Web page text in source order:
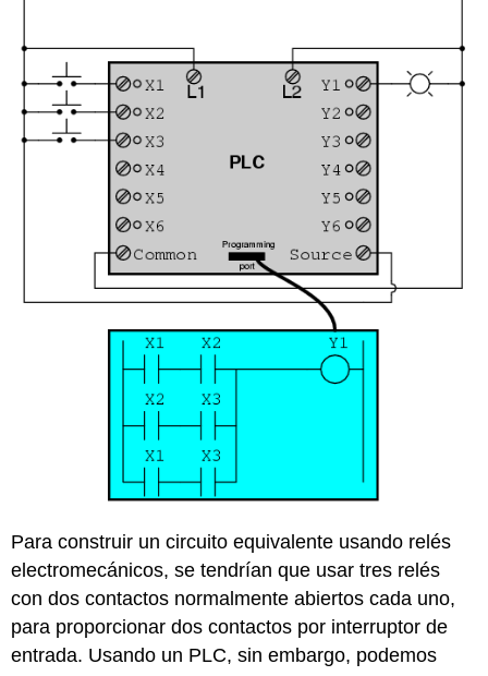
Para construir un circuito equivalente usando relés
electromecánicos, se tendrían que usar tres relés
con dos contactos normalmente abiertos cada uno,
para proporcionar dos contactos por interruptor de
entrada. Usando un PLC, sin embargo, podemos